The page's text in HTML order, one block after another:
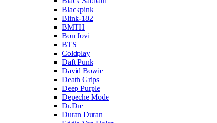
Blackpink
Blink-182
BMTH
Bon Jovi
BTS
Coldplay
Daft Punk
David Bowie
Death Grips
Deep Purple
Depeche Mode
Dr.Dre
Duran Duran